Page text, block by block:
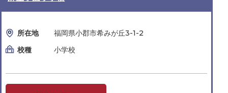
所在地
福岡県小郡市希みが丘3-1-2
校種
小学校